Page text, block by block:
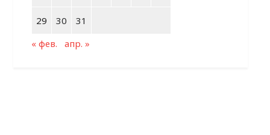
29 30
31
« фев.
апр. »